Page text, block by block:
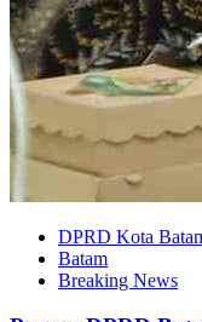
DPRD Kota
Batam
Breaking News